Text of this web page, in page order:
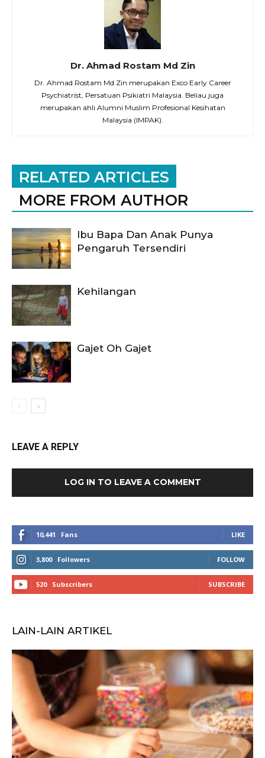
Dr. Ahmad Rostam Md Zin
Dr. Ahmad Rostam Md Zin merupakan Exco Early Career
Psychiatrist, Persatuan Psikiatri Malaysia. Beliau juga
merupakan ahli Alumni Muslim Profesional Kesihatan
Malaysia (IMPAK).
RELATED ARTICLES
MORE FROM AUTHOR
Ibu Bapa Dan Anak Punya
Pengaruh Tersendiri
Kehilangan
Gajet Oh Gajet
LEAVE A REPLY
LOG IN TO LEAVE A COMMENT
10,441 Fans LIKE
3,800 Followers FOLLOW
520 Subscribers SUBSCRIBE
LAIN-LAIN ARTIKEL